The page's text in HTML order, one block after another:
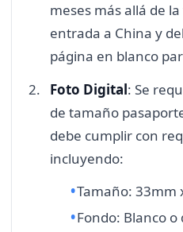
meses más allá de
entrada a China y
página en blanco
Foto Digital: Se
de tamaño
debe cumplir con
incluyendo:
Tamaño: 33mm
Fondo: Blanco